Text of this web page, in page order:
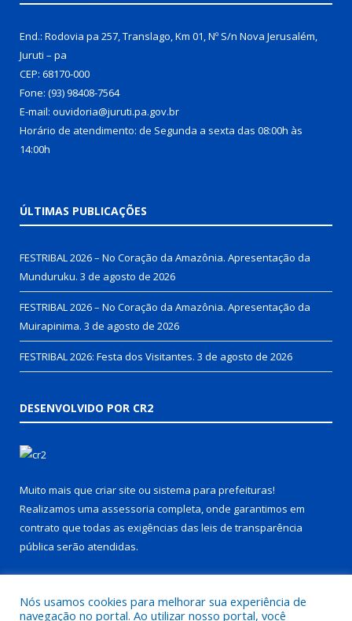
End.: Rodovia pa 257, Translago, Km 01, Nº S/n Nova Jerusalém,
Juruti – pa
CEP: 68170-000
Fone: (93) 98408-7564
E-mail: ouvidoria@juruti.pa.gov.br
Horário de atendimento: de Segunda a sexta das 08:00h às
14:00h
ÚLTIMAS PUBLICAÇÕES
FESTRIBAL 2026 – No Coração da Amazônia. Apresentação da
Munduruku. 3 de agosto de 2026
FESTRIBAL 2026 – No Coração da Amazônia. Apresentação da
Muirapinima. 3 de agosto de 2026
FESTRIBAL 2026: Festa dos Visitantes. 3 de agosto de 2026
DESENVOLVIDO POR CR2
Muito mais que criar site ou sistema para prefeituras!
Realizamos uma assessoria completa, onde garantimos em
contrato que todas as exigências das leis de transparência
pública serão atendidas.
Nós usamos cookies para melhorar sua experiência de
navegação no portal. Ao utilizar nosso portal, você